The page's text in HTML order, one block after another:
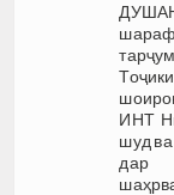
ИНТ
шуд
дар